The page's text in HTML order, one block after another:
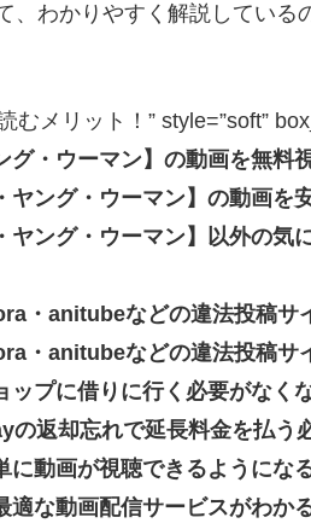
、わかりやすく解説している
むメリット！” style=”soft”
・ウーマン】の動画を無料
ヤング・ウーマン】の動画を
ヤング・ウーマン】以外の
・anitubeなどの違法投稿サ
・anitubeなどの違法投稿サ
ップに借りに行く必要がなくな
の返却忘れで延長料金を払う
に動画が視聴できるようになる
適な動画配信サービスがわかる